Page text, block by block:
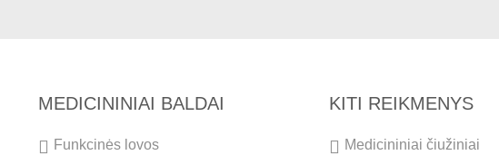
MEDICININIAI BALDAI
Funkcinės lovos
KITI REIKMENYS
Medicininiai čiužiniai